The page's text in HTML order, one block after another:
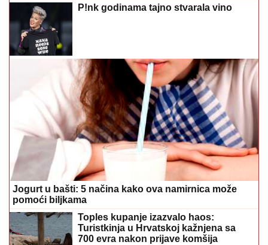
P!nk godinama tajno stvarala vino
Jogurt u bašti: 5 načina kako ova namirnica može
pomoći biljkama
Toples kupanje izazvalo haos:
Turistkinja u Hrvatskoj kažnjena sa
700 evra nakon prijave komšija